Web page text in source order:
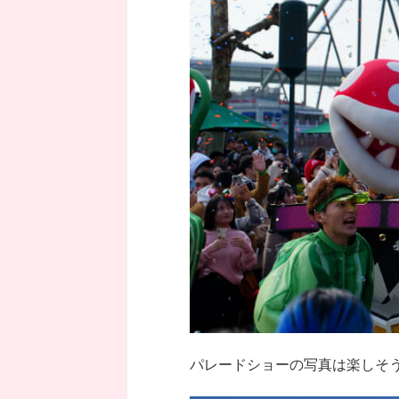
パレードショーの写真は楽しそ